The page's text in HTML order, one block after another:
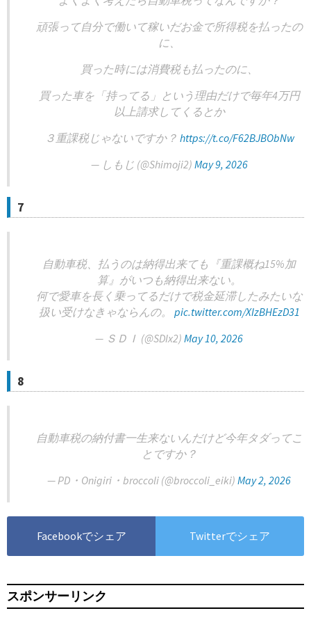
頑張って自分で働いて稼いだお金で所得税を払ったの
に、
買った時には消費税も払ったのに、
買った車を「持ってる」という理由だけで毎年4万円
以上請求してくるとか
３重課税じゃないですか？ https://t.co/F62BJBObNw
— しもじ (@Shimoji2) May 9, 2026
7
自動車税、払うのは納得出来ても『重課概ね15%加
算』がいつも納得出来ない。
何で愛車を長く乗ってるだけで税金延滞したみたいな
扱い受けなきゃならんの。 pic.twitter.com/XIzBHEzD31
— ＳＤＩ (@SDIx2) May 10, 2026
8
自動車税の納付書一生来ないんだけど今年タダってこ
とですか？
— PD・Onigiri・broccoli (@broccoli_eiki) May 2, 2026
Facebookでシェア Twitterでシェア
スポンサーリンク